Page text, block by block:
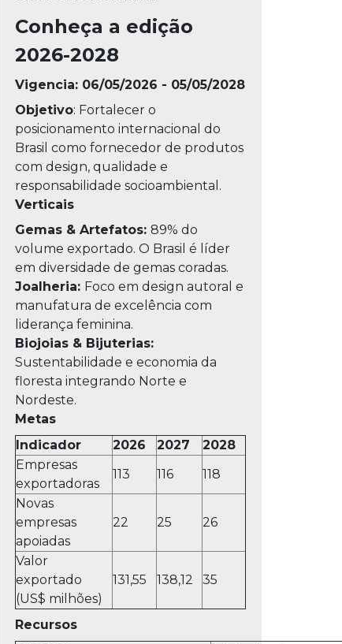
Conheça a edição
2026-2028
Vigencia: 06/05/2026 - 05/05/2028
Objetivo: Fortalecer o
posicionamento internacional do
Brasil como fornecedor de produtos
com design, qualidade e
responsabilidade socioambiental.
Verticais
Gemas & Artefatos: 89% do
volume exportado. O Brasil é líder
em diversidade de gemas coradas.
Joalheria: Foco em design autoral e
manufatura de excelência com
liderança feminina.
Biojoias & Bijuterias:
Sustentabilidade e economia da
floresta integrando Norte e
Nordeste.
Metas
Indicador
2026 2027
2028
Empresas
exportadoras
113 116
118
Novas
empresas
apoiadas
22 25 26
Valor
exportado
(US$ milhões)
131,55 138,12 35
Recursos